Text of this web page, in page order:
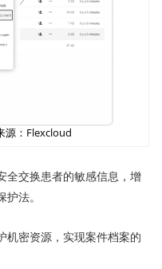
源：Flexcloud
全交换患者的敏感信息，增
法。
机密资源，实现案件档案的